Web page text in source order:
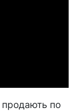
продають по